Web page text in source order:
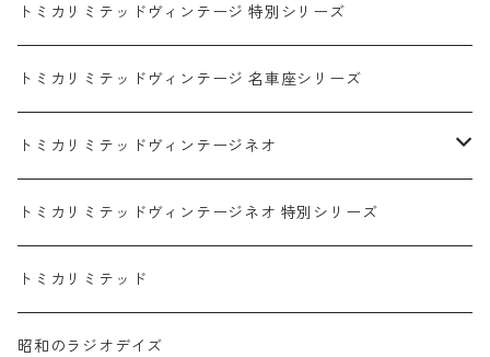
マツダ / MAZDA
ホンダ / HONDA
日産 / NISSAN
スバル / SUBARU
スズキ / SUZUKI
三菱 / MITSUBISHI
赤箱 - 限定トミカ 初回特別カラー
赤箱 - 絶版（廃盤）トミカ No.1-120
赤箱 - 絶版（廃盤）トミカ No.1-9
赤箱 - 絶版（廃盤）トミカ No.10-19
赤箱 - 絶版（廃盤）ロングトミカ No.121-
赤箱 - 車種別
乗用車
商用車・公用車
TLV - NEW LINEUP
TLV - No. LV-00-195
TLV - No. LV-00-09
TLV - No. LV-10-19
TLV - 車種別
乗用車
商用車・公用車
トミカリミテッドヴィンテージ 特別シリーズ
トミカリミテッドヴィンテージ 名車座シリーズ
トミカリミテッドヴィンテージネオ
TLVN - NEW LINEUP
TLVN - No. LV-00-219
TLVN - No. LV-00-09
TLVN - 車種別
トミカリミテッドヴィンテージネオ 特別シリーズ
トミカリミテッド
昭和のラジオデイズ